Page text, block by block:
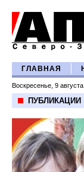
ГЛАВНАЯ
Воскресенье, 9
ПУБЛИКАЦИИ